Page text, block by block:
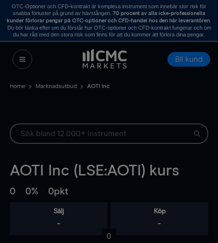
OTC-Optioner och CFD-kontrakt är komplexa instrument som innebär stor risk för
snabba förluster på grund av hävstången. 70 procent av alla icke-professionella
kunder förlorar pengar på OTC-optioner och CFD-handel hos den här leverantören.
Du bör tänka efter om du förstår hur OTC-optioner och CFD-kontrakt fungerar och om
du har råd med den stora risk som finns för att du kommer att förlora dina pengar.
Bli kund
Home Marknadsutbud AOTI Inc
AOTI Inc (LSE:AOTI) kurs
0 0% 0pkt
Sälj
-
Köp
-
0